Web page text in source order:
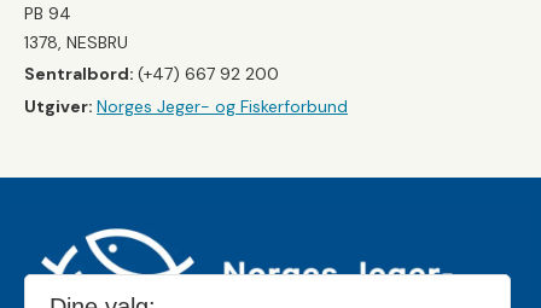
PB 94
1378, NESBRU
Sentralbord: (+47) 667 92 200
Utgiver: Norges Jeger- og Fiskerforbund